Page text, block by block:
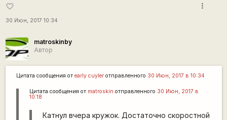
favorite_border
30 Июн, 2017 10:34
more_vert
matroskinby
Автор
Цитата сообщения от early cuylerотправленного 30 Июн, 2017 в 10:34
Цитата сообщения от matroskin отправленного 30 Июн, 2017 в
10:18
Катнул вчера кружок. Достаточно скоростной